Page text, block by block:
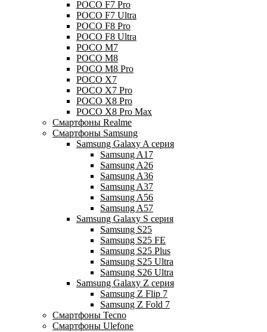
POCO F7 Pro
POCO F7 Ultra
POCO F8 Pro
POCO F8 Ultra
POCO M7
POCO M8
POCO M8 Pro
POCO X7
POCO X7 Pro
POCO X8 Pro
POCO X8 Pro Max
Смартфоны Realme
Смартфоны Samsung
Samsung Galaxy A серия
Samsung A17
Samsung A26
Samsung A36
Samsung A37
Samsung A56
Samsung A57
Samsung Galaxy S серия
Samsung S25
Samsung S25 FE
Samsung S25 Plus
Samsung S25 Ultra
Samsung S26 Ultra
Samsung Galaxy Z серия
Samsung Z Flip 7
Samsung Z Fold 7
Смартфоны Tecno
Смартфоны Ulefone